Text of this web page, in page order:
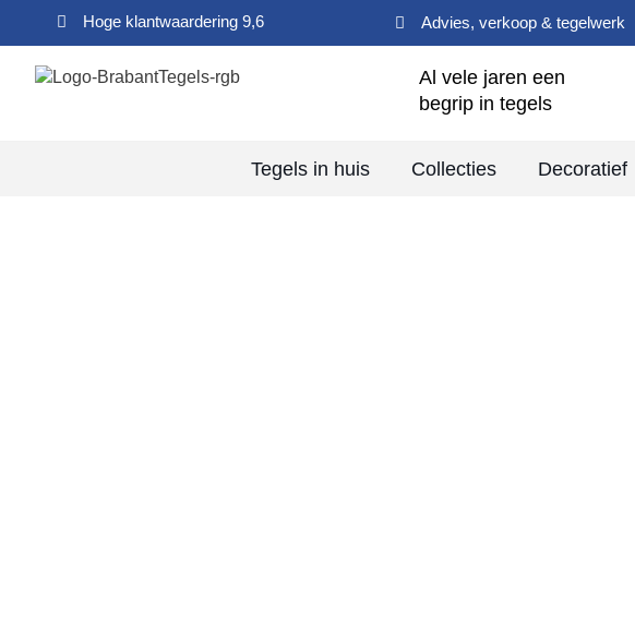
Hoge klantwaardering 9,6 Advies, verkoop & tegelwerk
Al vele jaren een
begrip in tegels
Tegels in huis Collecties Decoratief